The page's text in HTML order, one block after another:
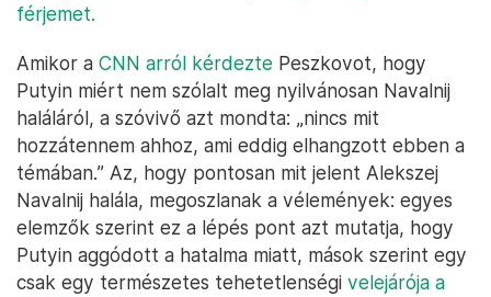
férjemet.
Amikor a CNN arról kérdezte Peszkovot, hogy
Putyin miért nem szólalt meg nyilvánosan Navalnij
haláláról, a szóvivő azt mondta: „nincs mit
hozzátennem ahhoz, ami eddig elhangzott ebben a
témában.” Az, hogy pontosan mit jelent Alekszej
Navalnij halála, megoszlanak a vélemények: egyes
elemzők szerint ez a lépés pont azt mutatja, hogy
Putyin aggódott a hatalma miatt, mások szerint egy
csak egy természetes tehetetlenségi velejárója a